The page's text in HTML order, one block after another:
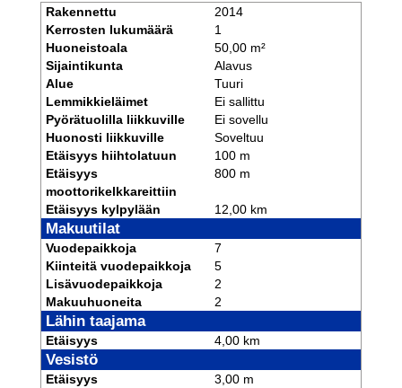
Rakennettu
2014
Kerrosten lukumäärä
1
Huoneistoala
50,00 m²
Sijaintikunta
Alavus
Alue
Tuuri
Lemmikkieläimet
Ei sallittu
Pyörätuolilla liikkuville
Ei sovellu
Huonosti liikkuville
Soveltuu
Etäisyys hiihtolatuun
100 m
Etäisyys
moottorikelkkareittiin
800 m
Etäisyys kylpylään 12,00 km
Makuutilat
Vuodepaikkoja
7
Kiinteitä vuodepaikkoja
5
Lisävuodepaikkoja
2
Makuuhuoneita
2
Lähin taajama
Etäisyys 4,00 km
Vesistö
Etäisyys
3,00 m